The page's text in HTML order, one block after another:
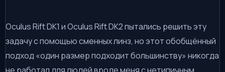
Oculus Rift DK1 и Oculus Rift DK2 пытались решить эту
задачу с помощью сменных линз, но этот обобщённый
подход «один размер подходит большинству» никогда